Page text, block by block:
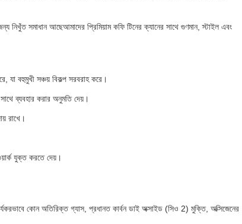
সমাধান আছেআমাদের প্রিমিয়াম কফি টিনের ক্যানের সাথে গুণমান, স্টাইল এবং
যা বহুমুখী সঞ্চয় বিকল্প সরবরাহ করে।
ব্যবহার করার অনুমতি দেয়।
রাখে।
যুক্ত করতে দেয়।
কোন অতিরিক্ত গ্যাস, প্রধানত কার্বন ডাই অক্সাইড (সিও 2) মুক্তি, অক্সিজেনের